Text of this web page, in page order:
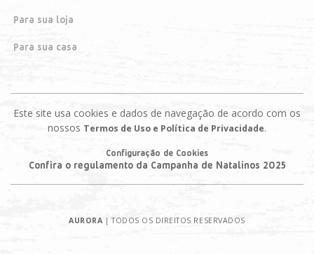
Para sua loja
Para sua casa
Este site usa cookies e dados de navegação de acordo com os
nossos Termos de Uso e Política de Privacidade.
Configuração de Cookies
Confira o regulamento da Campanha de Natalinos 2025
AURORA | TODOS OS DIREITOS RESERVADOS